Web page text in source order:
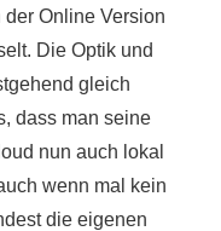
Online Version
Die Optik und
gleich
dass man seine
nun auch lokal
wenn mal kein
die eigenen